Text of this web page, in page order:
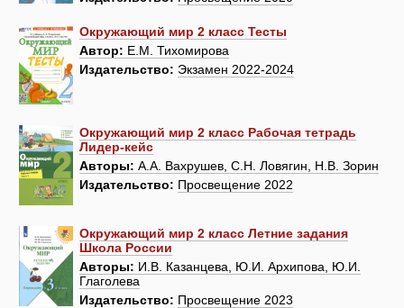
Окружающий мир 2 класс Тесты
Автор: Е.М. Тихомирова
Издательство: Экзамен 2022-2024
Окружающий мир 2 класс Рабочая тетрадь
Лидер-кейс
Авторы: А.А. Вахрушев, С.Н. Ловягин, Н.В. Зорин
Издательство: Просвещение 2022
Окружающий мир 2 класс Летние задания
Школа России
Авторы: И.В. Казанцева, Ю.И. Архипова, Ю.И.
Глаголева
Издательство: Просвещение 2023